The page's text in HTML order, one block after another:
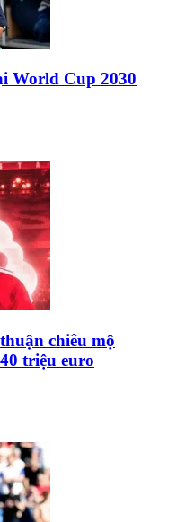
World Cup 2030
chiêu mộ
triệu euro